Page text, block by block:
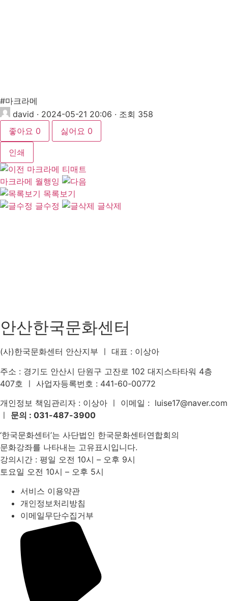
#마크라메
david · 2024-05-21 20:06 · 조회 358
좋아요 0 싫어요 0
인쇄
마크라메 티매트
마크라메 월행잉
목록보기
글수정
글삭제
안산한국문화센터
(사)한국문화센터 안산지부 ㅣ 대표 : 이상아
주소 : 경기도 안산시 단원구 고잔로 102 대지스타타워 4층
407호 ㅣ 사업자등록번호 : 441-60-00772
개인정보 책임관리자 : 이상아 ㅣ 이메일 : luise17@naver.com
ㅣ 문의 : 031-487-3900
‘한국문화센터’는 사단법인 한국문화센터연합회의
문화강좌를 나타내는 고유표시입니다.
강의시간 : 평일 오전 10시 – 오후 9시
토요일 오전 10시 – 오후 5시
서비스 이용약관
개인정보처리방침
이메일무단수집거부